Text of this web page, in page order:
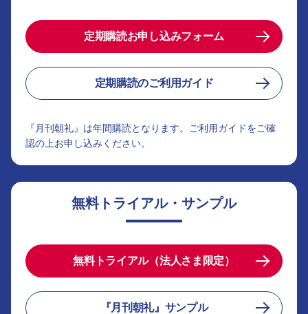
定期購読お申し込みフォーム
定期購読のご利用ガイド
『月刊朝礼』は年間購読となります。ご利用ガイドをご確
認の上お申し込みください。
無料トライアル・サンプル
無料トライアル（法人さま限定）
『月刊朝礼』サンプル